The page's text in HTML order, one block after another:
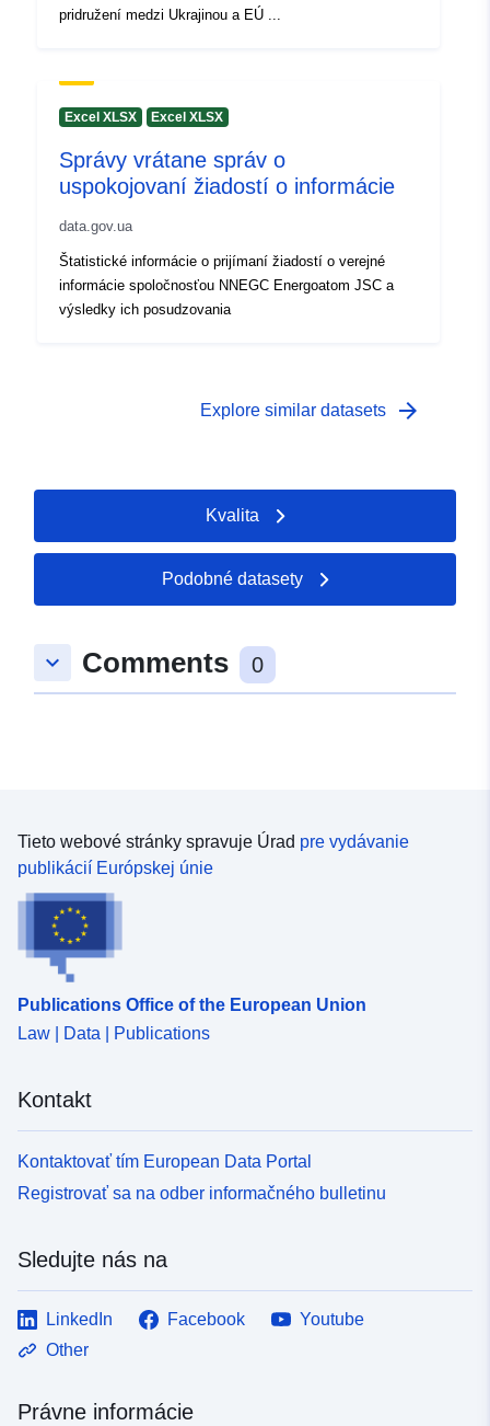
pridružení medzi Ukrajinou a EÚ ...
Excel XLSX Excel XLSX
Správy vrátane správ o
uspokojovaní žiadostí o informácie
data.gov.ua
Štatistické informácie o prijímaní žiadostí o verejné
informácie spoločnosťou NNEGC Energoatom JSC a
výsledky ich posudzovania
Explore similar datasets arrow_forward
Kvalita
Podobné datasety
keyboard_arrow_down Comments 0
Tieto webové stránky spravuje Úrad pre vydávanie
publikácií Európskej únie
Publications Office of the European Union
Law | Data | Publications
Kontakt
Kontaktovať tím European Data Portal
Registrovať sa na odber informačného bulletinu
Sledujte nás na
LinkedIn Facebook
Youtube
Other
Právne informácie